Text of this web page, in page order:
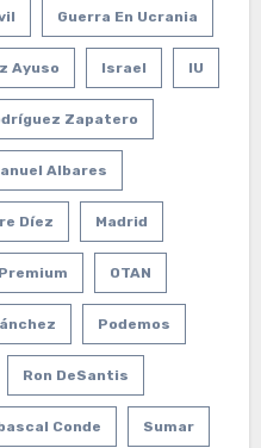
Guerra En Ucrania
Ayuso Israel IU
Zapatero
Albares
Díez Madrid
OTAN
Podemos
Ron DeSantis
Conde Sumar